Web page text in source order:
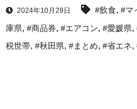
2024年10月29日 #飲食, #マ
庫県, #商品券, #エアコン, #愛媛県,
税世帯, #秋田県, #まとめ, #省エネ,